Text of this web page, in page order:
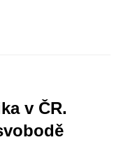
v ČR.